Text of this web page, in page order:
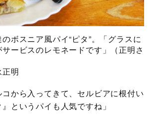
ボスニア風パイ“ピタ”。「グラスに
ービスのレモネードです」（正明さ
明
から入ってきて、セルビアに根付い
というパイも人気ですね」